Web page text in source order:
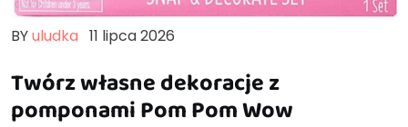
BYuludka 11 lipca 2026
Twórz własne dekoracje z
pomponami Pom Pom Wow